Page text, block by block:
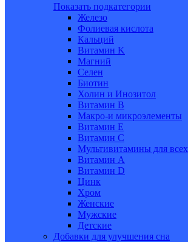
Показать подкатегории
Железо
Фолиевая кислота
Кальций
Витамин K
Магний
Селен
Биотин
Холин и Инозитол
Витамин B
Макро-и микроэлементы
Витамин Е
Витамин С
Мультивитамины для всех
Витамин A
Витамин D
Цинк
Хром
Женские
Мужские
Детские
Добавки для улучшения сна